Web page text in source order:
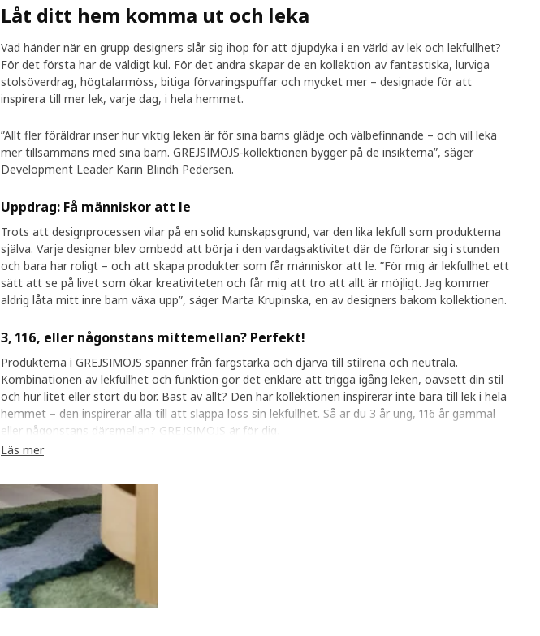
Låt ditt hem komma ut och leka
Vad händer när en grupp designers slår sig ihop för att djupdyka i en värld av lek och lekfullhet?
För det första har de väldigt kul. För det andra skapar de en kollektion av fantastiska, lurviga
stolsöverdrag, högtalarmöss, bitiga förvaringspuffar och mycket mer – designade för att
inspirera till mer lek, varje dag, i hela hemmet.
”Allt fler föräldrar inser hur viktig leken är för sina barns glädje och välbefinnande – och vill leka
mer tillsammans med sina barn. GREJSIMOJS-kollektionen bygger på de insikterna”, säger
Development Leader Karin Blindh Pedersen.
Uppdrag: Få människor att le
Trots att designprocessen vilar på en solid kunskapsgrund, var den lika lekfull som produkterna
själva. Varje designer blev ombedd att börja i den vardagsaktivitet där de förlorar sig i stunden
och bara har roligt – och att skapa produkter som får människor att le. ”För mig är lekfullhet ett
sätt att se på livet som ökar kreativiteten och får mig att tro att allt är möjligt. Jag kommer
aldrig låta mitt inre barn växa upp”, säger Marta Krupinska, en av designers bakom kollektionen.
3, 116, eller någonstans mittemellan? Perfekt!
Produkterna i GREJSIMOJS spänner från färgstarka och djärva till stilrena och neutrala.
Kombinationen av lekfullhet och funktion gör det enklare att trigga igång leken, oavsett din stil
och hur litet eller stort du bor. Bäst av allt? Den här kollektionen inspirerar inte bara till lek i hela
hemmet – den inspirerar alla till att släppa loss sin lekfullhet. Så är du 3 år ung, 116 år gammal
eller någonstans däremellan? GREJSIMOJS är för dig.
Läs mer